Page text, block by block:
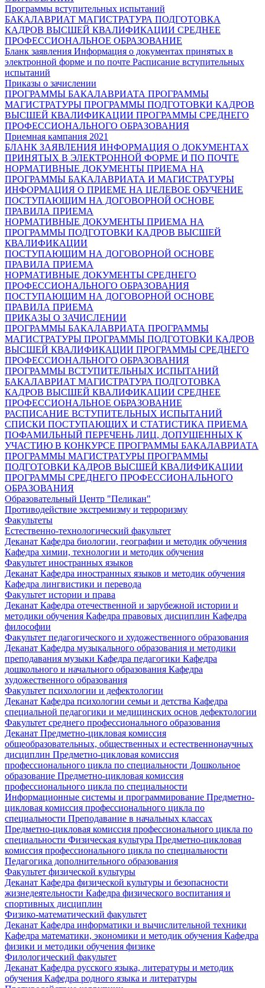
Программы вступительных испытаний
БАКАЛАВРИАТ МАГИСТРАТУРА ПОДГОТОВКА
КАДРОВ ВЫСШЕЙ КВАЛИФИКАЦИИ СРЕДНЕЕ
ПРОФЕССИОНАЛЬНОЕ ОБРАЗОВАНИЕ
Бланк заявления Информация о документах принятых в
электронной форме и по почте Расписание вступительных
испытаний
Приказы о зачислении
ПРОГРАММЫ БАКАЛАВРИАТА ПРОГРАММЫ
МАГИСТРАТУРЫ ПРОГРАММЫ ПОДГОТОВКИ КАДРОВ
ВЫСШЕЙ КВАЛИФИКАЦИИ ПРОГРАММЫ СРЕДНЕГО
ПРОФЕССИОНАЛЬНОГО ОБРАЗОВАНИЯ
Приемная кампания 2021
БЛАНК ЗАЯВЛЕНИЯ ИНФОРМАЦИЯ О ДОКУМЕНТАХ
ПРИНЯТЫХ В ЭЛЕКТРОННОЙ ФОРМЕ И ПО ПОЧТЕ
НОРМАТИВНЫЕ ДОКУМЕНТЫ ПРИЕМА НА
ПРОГРАММЫ БАКАЛАВРИАТА И МАГИСТРАТУРЫ
ИНФОРМАЦИЯ О ПРИЕМЕ НА ЦЕЛЕВОЕ ОБУЧЕНИЕ
ПОСТУПАЮЩИМ НА ДОГОВОРНОЙ ОСНОВЕ
ПРАВИЛА ПРИЕМА
НОРМАТИВНЫЕ ДОКУМЕНТЫ ПРИЕМА НА
ПРОГРАММЫ ПОДГОТОВКИ КАДРОВ ВЫСШЕЙ
КВАЛИФИКАЦИИ
ПОСТУПАЮЩИМ НА ДОГОВОРНОЙ ОСНОВЕ
ПРАВИЛА ПРИЕМА
НОРМАТИВНЫЕ ДОКУМЕНТЫ СРЕДНЕГО
ПРОФЕССИОНАЛЬНОГО ОБРАЗОВАНИЯ
ПОСТУПАЮЩИМ НА ДОГОВОРНОЙ ОСНОВЕ
ПРАВИЛА ПРИЕМА
ПРИКАЗЫ О ЗАЧИСЛЕНИИ
ПРОГРАММЫ БАКАЛАВРИАТА ПРОГРАММЫ
МАГИСТРАТУРЫ ПРОГРАММЫ ПОДГОТОВКИ КАДРОВ
ВЫСШЕЙ КВАЛИФИКАЦИИ ПРОГРАММЫ СРЕДНЕГО
ПРОФЕССИОНАЛЬНОГО ОБРАЗОВАНИЯ
ПРОГРАММЫ ВСТУПИТЕЛЬНЫХ ИСПЫТАНИЙ
БАКАЛАВРИАТ МАГИСТРАТУРА ПОДГОТОВКА
КАДРОВ ВЫСШЕЙ КВАЛИФИКАЦИИ СРЕДНЕЕ
ПРОФЕССИОНАЛЬНОЕ ОБРАЗОВАНИЕ
РАСПИСАНИЕ ВСТУПИТЕЛЬНЫХ ИСПЫТАНИЙ
СПИСКИ ПОСТУПАЮЩИХ И СТАТИСТИКА ПРИЕМА
ПОФАМИЛЬНЫЙ ПЕРЕЧЕНЬ ЛИЦ, ДОПУЩЕННЫХ К
УЧАСТИЮ В КОНКУРСЕ ПРОГРАММЫ БАКАЛАВРИАТА
ПРОГРАММЫ МАГИСТРАТУРЫ ПРОГРАММЫ
ПОДГОТОВКИ КАДРОВ ВЫСШЕЙ КВАЛИФИКАЦИИ
ПРОГРАММЫ СРЕДНЕГО ПРОФЕССИОНАЛЬНОГО
ОБРАЗОВАНИЯ
Образовательный Центр "Пеликан"
Противодействие экстремизму и терроризму
Факультеты
Естественно-технологический факультет
Деканат Кафедра биологии, географии и методик обучения
Кафедра химии, технологии и методик обучения
Факультет иностранных языков
Деканат Кафедра иностранных языков и методик обучения
Кафедра лингвистики и перевода
Факультет истории и права
Деканат Кафедра отечественной и зарубежной истории и
методики обучения Кафедра правовых дисциплин Кафедра
философии
Факультет педагогического и художественного образования
Деканат Кафедра музыкального образования и методики
преподавания музыки Кафедра педагогики Кафедра
дошкольного и начального образования Кафедра
художественного образования
Факультет психологии и дефектологии
Деканат Кафедра психологии семьи и детства Кафедра
специальной педагогики и медицинских основ дефектологии
Факультет среднего профессионального образования
Деканат Предметно-цикловая комиссия
общеобразовательных, общественных и естественнонаучных
дисциплин Предметно-цикловая комиссия
профессионального цикла по специальности Дошкольное
образование Предметно-цикловая комиссия
профессионального цикла по специальности
Информационные системы и программирование Предметно-
цикловая комиссия профессионального цикла по
специальности Преподавание в начальных классах
Предметно-цикловая комиссия профессионального цикла по
специальности Физическая культура Предметно-цикловая
комиссия профессионального цикла по специальности
Педагогика дополнительного образования
Факультет физической культуры
Деканат Кафедра физической культуры и безопасности
жизнедеятельности Кафедра физического воспитания и
спортивных дисциплин
Физико-математический факультет
Деканат Кафедра информатики и вычислительной техники
Кафедра математики, экономики и методик обучения Кафедра
физики и методики обучения физике
Филологический факультет
Деканат Кафедра русского языка, литературы и методик
обучения Кафедра родного языка и литературы